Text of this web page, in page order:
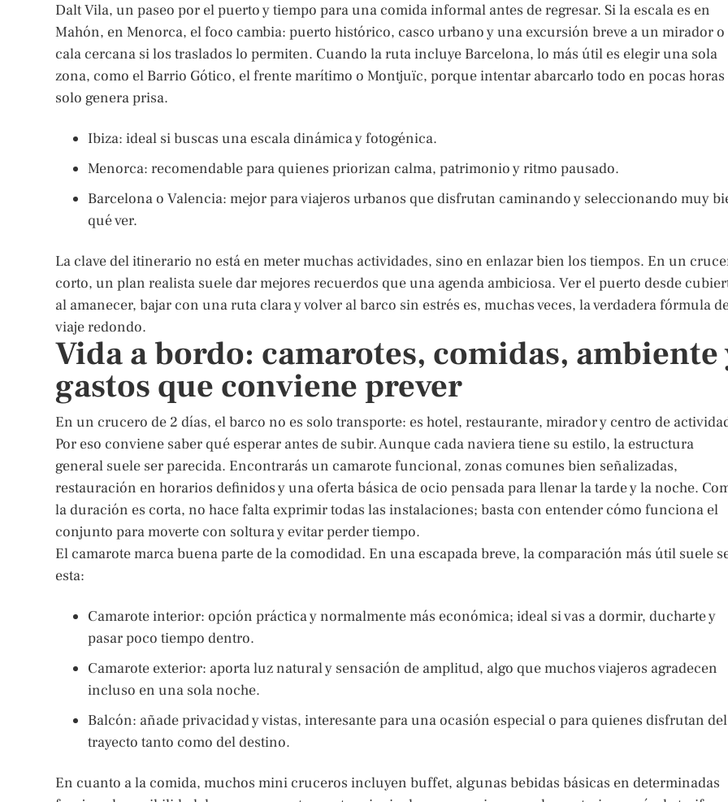
Dalt Vila, un paseo por el puerto y tiempo para una comida informal antes de regresar. Si la escala es en
Mahón, en Menorca, el foco cambia: puerto histórico, casco urbano y una excursión breve a un mirador o
cala cercana si los traslados lo permiten. Cuando la ruta incluye Barcelona, lo más útil es elegir una sola
zona, como el Barrio Gótico, el frente marítimo o Montjuïc, porque intentar abarcarlo todo en pocas horas
solo genera prisa.
Ibiza: ideal si buscas una escala dinámica y fotogénica.
Menorca: recomendable para quienes priorizan calma, patrimonio y ritmo pausado.
Barcelona o Valencia: mejor para viajeros urbanos que disfrutan caminando y seleccionando muy
qué ver.
La clave del itinerario no está en meter muchas actividades, sino en enlazar bien los tiempos. En un
corto, un plan realista suele dar mejores recuerdos que una agenda ambiciosa. Ver el puerto desde
al amanecer, bajar con una ruta clara y volver al barco sin estrés es, muchas veces, la verdadera fórmula
viaje redondo.
Vida a bordo: camarotes, comidas, ambiente
gastos que conviene prever
En un crucero de 2 días, el barco no es solo transporte: es hotel, restaurante, mirador y centro de
Por eso conviene saber qué esperar antes de subir. Aunque cada naviera tiene su estilo, la estructura
general suele ser parecida. Encontrarás un camarote funcional, zonas comunes bien señalizadas,
restauración en horarios definidos y una oferta básica de ocio pensada para llenar la tarde y la noche.
la duración es corta, no hace falta exprimir todas las instalaciones; basta con entender cómo funciona el
conjunto para moverte con soltura y evitar perder tiempo.
El camarote marca buena parte de la comodidad. En una escapada breve, la comparación más útil suele
esta:
Camarote interior: opción práctica y normalmente más económica; ideal si vas a dormir, ducharte y
pasar poco tiempo dentro.
Camarote exterior: aporta luz natural y sensación de amplitud, algo que muchos viajeros agradecen
incluso en una sola noche.
Balcón: añade privacidad y vistas, interesante para una ocasión especial o para quienes disfrutan del
trayecto tanto como del destino.
En cuanto a la comida, muchos mini cruceros incluyen buffet, algunas bebidas básicas en determinadas